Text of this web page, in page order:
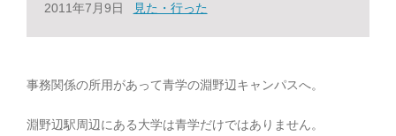
2011年7月9日 見た・行った
事務関係の所用があって青学の淵野辺キャンパスへ。
淵野辺駅周辺にある大学は青学だけではありません。